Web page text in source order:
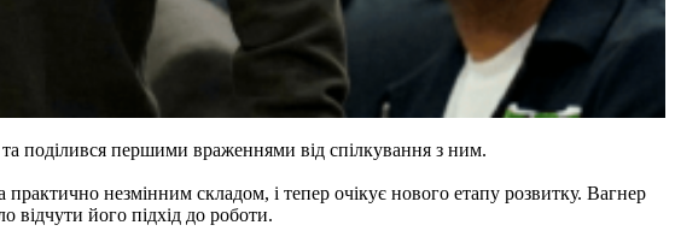
поділився першими враженнями від спілкування з ним.
незмінним складом, і тепер очікує нового етапу розвитку. Вагнер
відчути його підхід до роботи.